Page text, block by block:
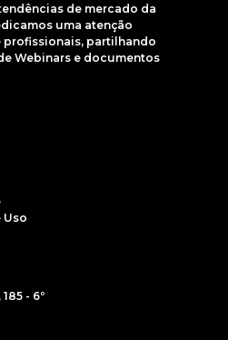
de mercado da
uma atenção
profissionais, partilhando
Webinars e documentos
Uso
- 6º